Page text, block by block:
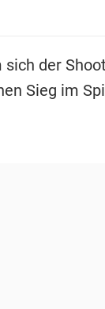
sich der
Sieg im